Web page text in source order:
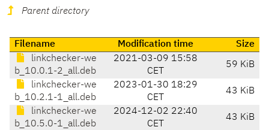
Parent directory
Filename Modification time
Size
linkchecker-we
b_10.0.1-2_all.deb
2021-03-09 15:58
CET
59 KiB
linkchecker-we
b_10.2.1-1_all.deb
2023-01-30 18:29
CET
43 KiB
linkchecker-we
b_10.5.0-1_all.deb
2024-12-02 22:40
CET
43 KiB